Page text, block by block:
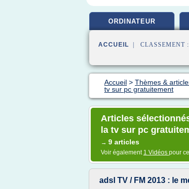
ORDINATEUR
ACCUEIL | CLASSEMENT :
Accueil > Thèmes &
tv sur pc gratuitement
Articles
la tv sur pc
→ 9 articles
Voir également 1 Vidéos pour
adsl TV / FM 2013 : le